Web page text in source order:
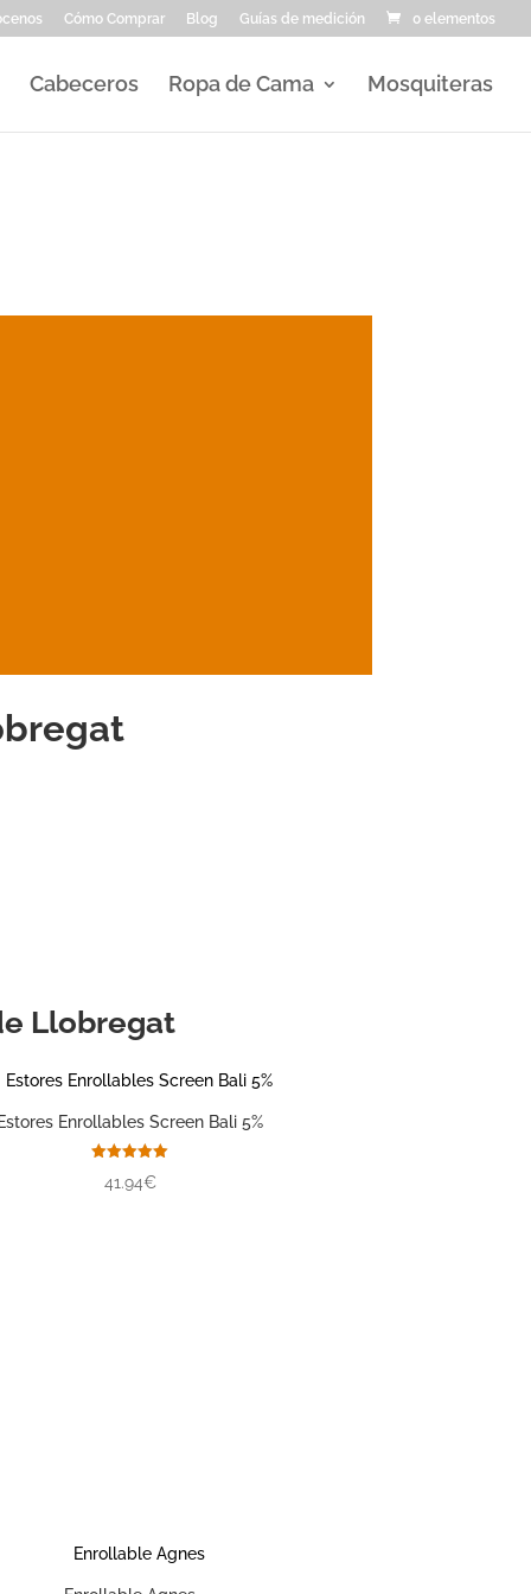
Cómo Comprar Blog Guías de medición 0 elementos
Cabeceros Ropa de Cama Mosquiteras
Llobregat
Estores Enrollables Screen Bali 5%
con
41.94€